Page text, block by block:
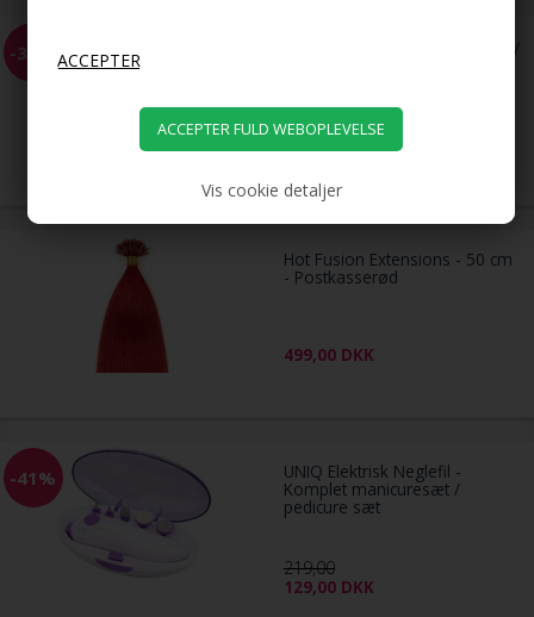
Vis cookie detaljer
-35% Pony tail Fiber extensions Curly
229,00
Hot Fusion Extensions - 50 cm
- Postkasserød
499,00 DKK
-41% UNIQ Elektrisk Neglefil -
Komplet manicuresæt /
pedicure sæt
219,00
129,00 DKK